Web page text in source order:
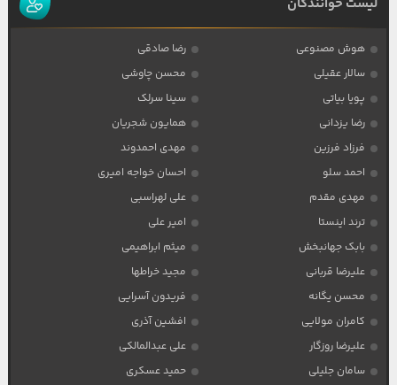
هوش مصنوعی
رضا صادقی
سالار عقیلی
محسن چاوشی
پویا بیاتی
سینا سرلک
رضا یزدانی
همایون شجریان
فرزاد فرزین
مهدی احمدوند
احمد سلو
احسان خواجه امیری
مهدی مقدم
علی لهراسبی
ترند اینستا
امیر علی
بابک جهانبخش
میثم ابراهیمی
علیرضا قربانی
مجید خراطها
محسن یگانه
فریدون آسرایی
کامران مولایی
افشین آذری
علیرضا روزگار
علی عبدالمالکی
سامان جلیلی
حمید عسکری